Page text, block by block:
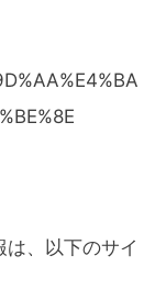
、以下のサイ